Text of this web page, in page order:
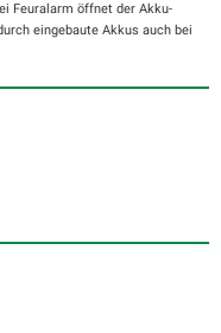
Feuralarm öffnet der Akku-
eingebaute Akkus auch bei